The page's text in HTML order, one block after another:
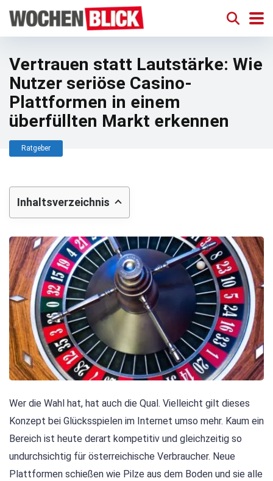
Vertrauen statt Lautstärke: Wie
Nutzer seriöse Casino-
Plattformen in einem
überfüllten Markt erkennen
Ratgeber
Inhaltsverzeichnis
Wer die Wahl hat, hat auch die Qual. Vielleicht gilt dieses
Konzept bei Glücksspielen im Internet umso mehr. Kaum ein
Bereich ist heute derart kompetitiv und gleichzeitig so
undurchsichtig für österreichische Verbraucher. Neue
Plattformen schießen wie Pilze aus dem Boden und sie alle